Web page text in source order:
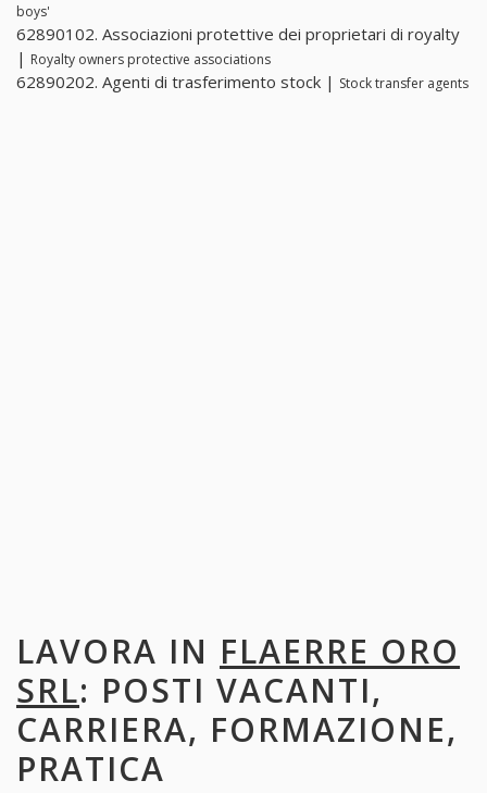
boys'
62890102. Associazioni protettive dei proprietari di royalty
| Royalty owners protective associations
62890202. Agenti di trasferimento stock | Stock transfer agents
LAVORA IN FLAERRE ORO
SRL: POSTI VACANTI,
CARRIERA, FORMAZIONE,
PRATICA